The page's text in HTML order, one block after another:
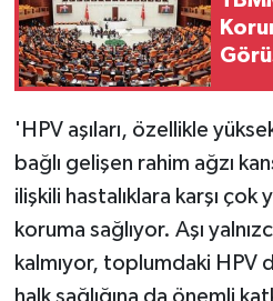
'HPV aşıları, özellikle
bağlı gelişen rahim ağzı
ilişkili hastalıklara karşı çok
koruma sağlıyor. Aşı
kalmıyor, toplumdaki HPV
halk sağlığına da önemli